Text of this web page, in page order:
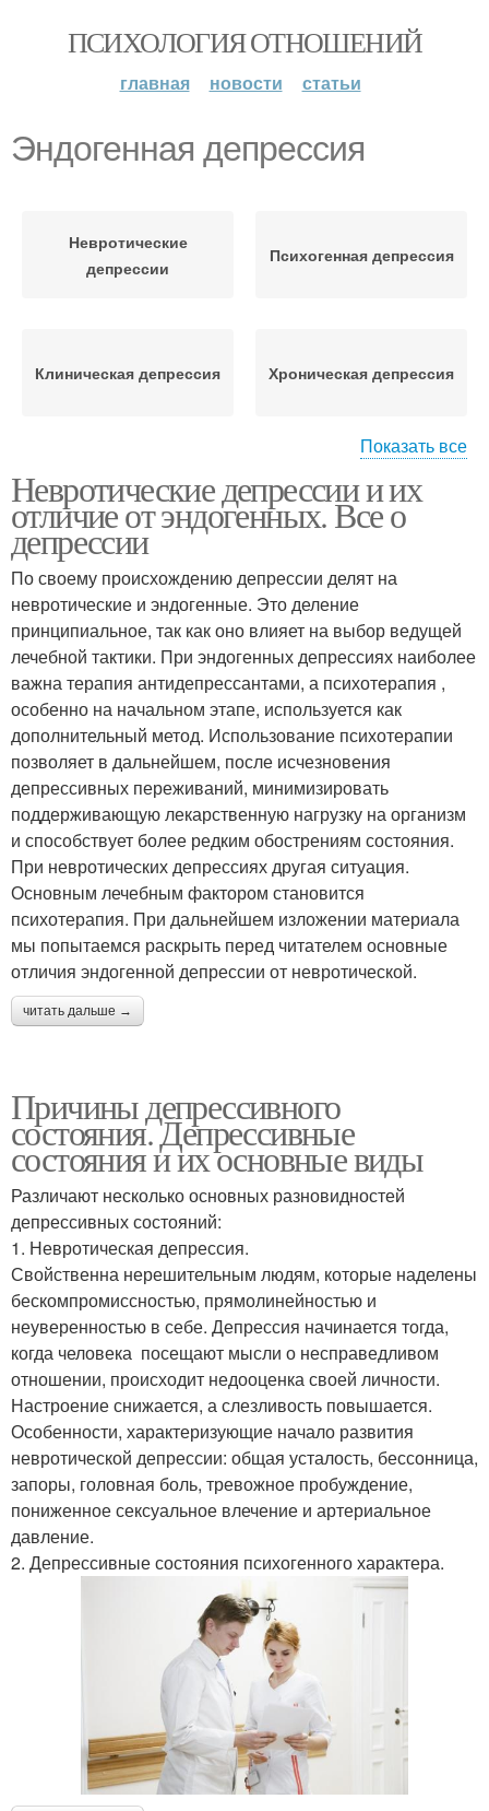
ПСИХОЛОГИЯ ОТНОШЕНИЙ
главная новости статьи
Эндогенная депрессия
Невротические
депрессии
Психогенная депрессия
Клиническая депрессия Хроническая депрессия
Биполярная депрессия
депрессия
Невротическая
депрессия
Атипичная депрессия
Показать все
Невротические депрессии и их
отличие от эндогенных. Все о
депрессии
По своему происхождению депрессии делят на
невротические и эндогенные. Это деление
принципиальное, так как оно влияет на выбор ведущей
лечебной тактики. При эндогенных депрессиях наиболее
важна терапия антидепрессантами, а психотерапия ,
особенно на начальном этапе, используется как
дополнительный метод. Использование психотерапии
позволяет в дальнейшем, после исчезновения
депрессивных переживаний, минимизировать
поддерживающую лекарственную нагрузку на организм
и способствует более редким обострениям состояния.
При невротических депрессиях другая ситуация.
Основным лечебным фактором становится
психотерапия. При дальнейшем изложении материала
мы попытаемся раскрыть перед читателем основные
отличия эндогенной депрессии от невротической.
читать дальше →
Причины депрессивного
состояния. Депрессивные
состояния и их основные виды
Различают несколько основных разновидностей
депрессивных состояний:
1. Невротическая депрессия.
Свойственна нерешительным людям, которые наделены
бескомпромиссностью, прямолинейностью и
неуверенностью в себе. Депрессия начинается тогда,
когда человека посещают мысли о несправедливом
отношении, происходит недооценка своей личности.
Настроение снижается, а слезливость повышается.
Особенности, характеризующие начало развития
невротической депрессии: общая усталость, бессонница,
запоры, головная боль, тревожное пробуждение,
пониженное сексуальное влечение и артериальное
давление.
2. Депрессивные состояния психогенного характера.